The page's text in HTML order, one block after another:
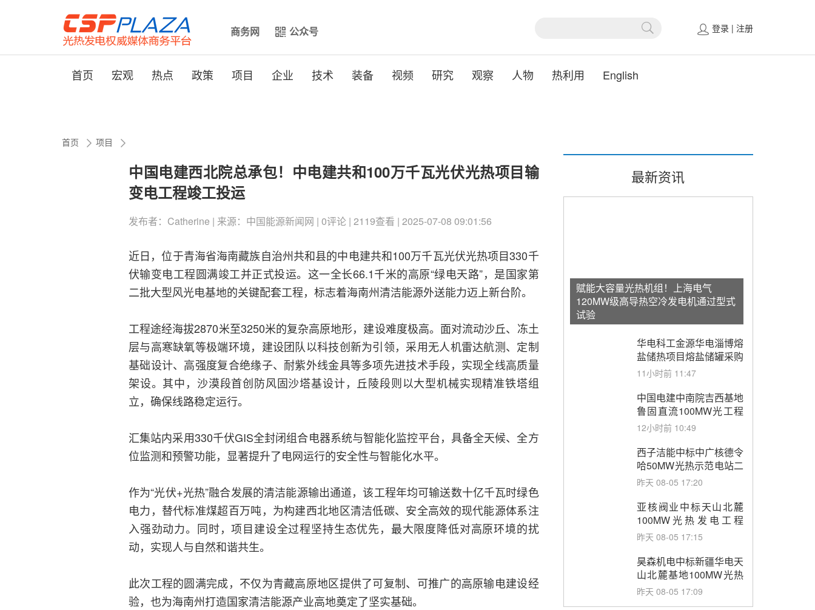
商务网 公众号 登录 | 注册
首页 宏观 热点 政策 项目 企业 技术 装备 视频 研究 观察 人物 热利用 English
首页 项目
中国电建西北院总承包！中电建共和100万千瓦光伏光热项目输
变电工程竣工投运
发布者：Catherine | 来源：中国能源新闻网 | 0评论 | 2119查看 | 2025-07-08 09:01:56
近日，位于青海省海南藏族自治州共和县的中电建共和100万千瓦光伏光热项目330千
伏输变电工程圆满竣工并正式投运。这一全长66.1千米的高原“绿电天路”，是国家第
二批大型风光电基地的关键配套工程，标志着海南州清洁能源外送能力迈上新台阶。
工程途经海拔2870米至3250米的复杂高原地形，建设难度极高。面对流动沙丘、冻土
层与高寒缺氧等极端环境，建设团队以科技创新为引领，采用无人机雷达航测、定制
基础设计、高强度复合绝缘子、耐紫外线金具等多项先进技术手段，实现全线高质量
架设。其中，沙漠段首创防风固沙塔基设计，丘陵段则以大型机械实现精准铁塔组
立，确保线路稳定运行。
汇集站内采用330千伏GIS全封闭组合电器系统与智能化监控平台，具备全天候、全方
位监测和预警功能，显著提升了电网运行的安全性与智能化水平。
作为“光伏+光热”融合发展的清洁能源输出通道，该工程年均可输送数十亿千瓦时绿色
电力，替代标准煤超百万吨，为构建西北地区清洁低碳、安全高效的现代能源体系注
入强劲动力。同时，项目建设全过程坚持生态优先，最大限度降低对高原环境的扰
动，实现人与自然和谐共生。
此次工程的圆满完成，不仅为青藏高原地区提供了可复制、可推广的高原输电建设经
验，也为海南州打造国家清洁能源产业高地奠定了坚实基础。
最新资讯
赋能大容量光热机组！上海电气
120MW级高导热空冷发电机通过型式
试验
华电科工金源华电淄博熔
盐储热项目熔盐储罐采购
11小时前 11:47
中国电建中南院吉西基地
鲁固直流100MW光工程
性能试验采购
12小时前 10:49
西子洁能中标中广核德令
哈50MW光热示范电站二
列蒸汽发生器设备采购
昨天 08-05 17:20
亚核阀业中标天山北麓
100MW光热发电工程
EPC总承包项目熔盐截
购
昨天 08-05 17:15
昊森机电中标新疆华电天
山北麓基地100MW光热
发电工程EPC总承包项
昨天 08-05 17:09